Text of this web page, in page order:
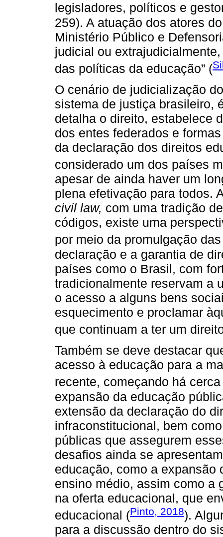
legisladores, políticos e
259). A atuação dos atores
Ministério Público e
judicial ou
das políticas da educação” (
O cenário de judicialização
sistema de justiça brasileiro,
detalha o direito, estabelece
dos entes federados e
da declaração dos direitos
considerado um dos países
apesar de ainda haver um
plena efetivação para todos.
civil law, com uma tradição
códigos, existe uma
por meio da promulgação
declaração e a garantia de
países como o Brasil, com
tradicionalmente reservam a
o acesso a alguns bens
esquecimento e proclamar
que continuam a ter um
Também se deve destacar
acesso à educação para a
recente, começando há
expansão da educação
extensão da declaração do
infraconstitucional, bem
públicas que assegurem
desafios ainda se
educação, como a expansão
ensino médio, assim como a
na oferta educacional, que
educacional (Pinto, 2018).
para a discussão dentro do